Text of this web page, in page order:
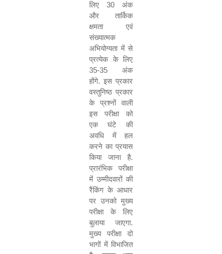
लिए 30 अंक
और तार्किक
क्षमता एवं
संख्यात्मक
अभियोग्यता में से
प्रत्येक के लिए
35-35 अंक
होंगे. इस प्रकार
वस्तुनिष्ठ प्रकार
के प्रश्नों वाली
इस परीक्षा को
एक घंटे की
अवधि में हल
करने का प्रयास
किया जाना है.
प्रारंभिक परीक्षा
में उम्मीदवारों की
रैंकिंग के आधार
पर उनको मुख्य
परीक्षा के लिए
बुलाया जाएगा.
मुख्य परीक्षा दो
भागों में विभाजित